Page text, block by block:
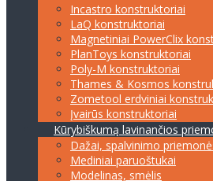
Incastro konstruktoriai
LaQ konstruktoriai
Magnetiniai PowerClix
PlanToys konstruktoriai
Poly-M konstruktoriai
Thames & Kosmos
Zometool erdviniai
Įvairūs konstruktoriai
Kūrybiškumą lavinančios
Dažai, spalvinimo
Mediniai paruoštukai
Modelinas, smėlis